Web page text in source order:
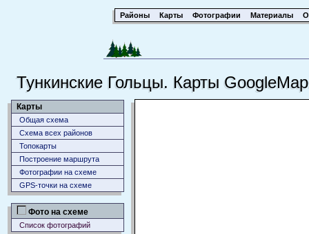
Районы Карты Фотографии Материалы
Тункинские Гольцы. Карты
Карты
Общая схема
Схема всех районов
Топокарты
Построение маршрута
Фотографии на схеме
GPS-точки на схеме
Фото на схеме
Список фотографий